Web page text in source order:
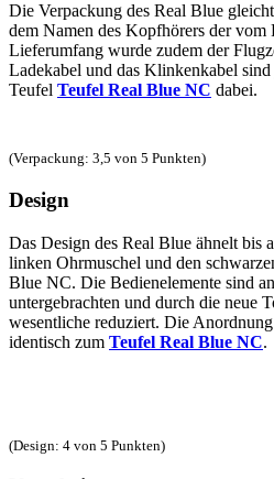
Die Verpackung des Real Blue
dem Namen des Kopfhörers der
Lieferumfang wurde zudem der
Ladekabel und das Klinkenkabel
Teufel Teufel Real Blue NC dabei.
(Verpackung: 3,5 von 5 Punkten)
Design
Das Design des Real Blue ähnelt bis
linken Ohrmuschel und den
Blue NC. Die Bedienelemente sind
untergebrachten und durch die neue
wesentliche reduziert. Die
identisch zum Teufel Real Blue NC.
(Design: 4 von 5 Punkten)